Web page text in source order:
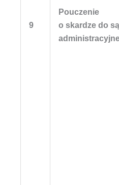
9
Pouczenie
o skardze do